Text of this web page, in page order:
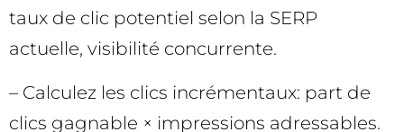
taux de clic potentiel selon la SERP
actuelle, visibilité concurrente.
– Calculez les clics incrémentaux: part de
clics gagnable × impressions adressables.